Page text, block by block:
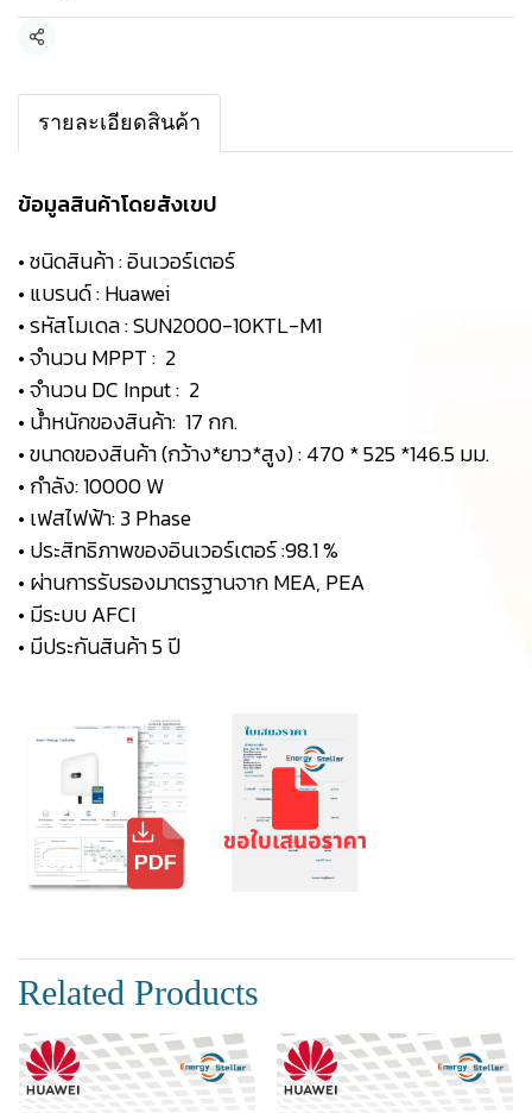
Share
รายละเอียดสินค้า
ข้อมูลสินค้าโดยสังเขป
• ชนิดสินค้า : อินเวอร์เตอร์
• แบรนด์ : Huawei
• รหัสโมเดล : SUN2000-10KTL-M1
• จำนวน MPPT : 2
• จำนวน DC Input : 2
• น้ำหนักของสินค้า: 17 กก.
• ขนาดของสินค้า (กว้าง*ยาว*สูง) : 470 * 525 *146.5 มม.
• กำลัง: 10000 W
• เฟสไฟฟ้า: 3 Phase
• ประสิทธิภาพของอินเวอร์เตอร์ :98.1 %
• ผ่านการรับรองมาตรฐานจาก MEA, PEA
• มีระบบ AFCI
• มีประกันสินค้า 5 ปี
Related Products